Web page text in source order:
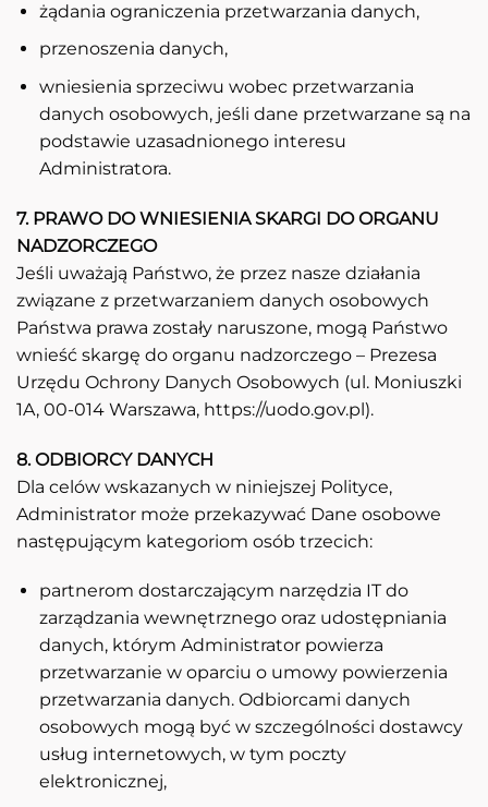
żądania ograniczenia przetwarzania danych,
przenoszenia danych,
wniesienia sprzeciwu wobec przetwarzania
danych osobowych, jeśli dane przetwarzane są na
podstawie uzasadnionego interesu
Administratora.
7. PRAWO DO WNIESIENIA SKARGI DO ORGANU
NADZORCZEGO
Jeśli uważają Państwo, że przez nasze działania
związane z przetwarzaniem danych osobowych
Państwa prawa zostały naruszone, mogą Państwo
wnieść skargę do organu nadzorczego – Prezesa
Urzędu Ochrony Danych Osobowych (ul. Moniuszki
1A, 00-014 Warszawa, https://uodo.gov.pl).
8. ODBIORCY DANYCH
Dla celów wskazanych w niniejszej Polityce,
Administrator może przekazywać Dane osobowe
następującym kategoriom osób trzecich:
partnerom dostarczającym narzędzia IT do
zarządzania wewnętrznego oraz udostępniania
danych, którym Administrator powierza
przetwarzanie w oparciu o umowy powierzenia
przetwarzania danych. Odbiorcami danych
osobowych mogą być w szczególności dostawcy
usług internetowych, w tym poczty
elektronicznej,